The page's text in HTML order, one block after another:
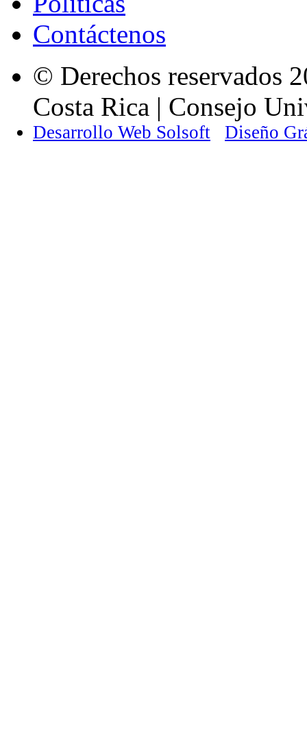
Contáctenos
© Derechos reservados
Costa Rica | Consejo
Desarrollo Web Solsoft Diseño